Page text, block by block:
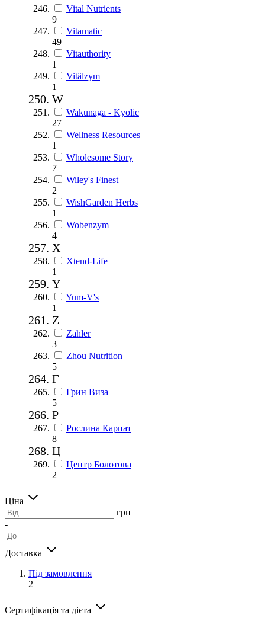
Vital Nutrients
9
Vitamatic
49
Vitauthority
1
Vitälzym
1
W
Wakunaga - Kyolic
27
Wellness Resources
1
Wholesome Story
7
Wiley's Finest
2
WishGarden Herbs
1
Wobenzym
4
X
Xtend-Life
1
Y
Yum-V's
1
Z
Zahler
3
Zhou Nutrition
5
Г
Грин Виза
5
Р
Рослина Карпат
8
Ц
Центр Болотова
2
Ціна
грн
-
Доставка
Під замовлення
2
Сертифікація та дієта